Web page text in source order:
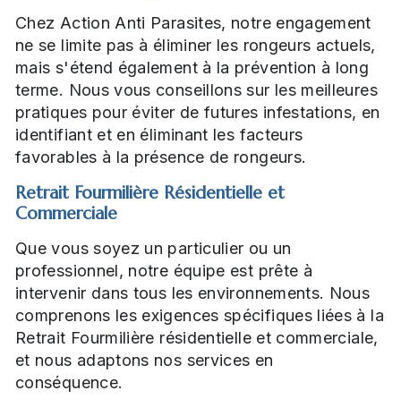
Chez Action Anti Parasites, notre engagement
ne se limite pas à éliminer les rongeurs actuels,
mais s'étend également à la prévention à long
terme. Nous vous conseillons sur les meilleures
pratiques pour éviter de futures infestations, en
identifiant et en éliminant les facteurs
favorables à la présence de rongeurs.
Retrait Fourmilière Résidentielle et
Commerciale
Que vous soyez un particulier ou un
professionnel, notre équipe est prête à
intervenir dans tous les environnements. Nous
comprenons les exigences spécifiques liées à la
Retrait Fourmilière résidentielle et commerciale,
et nous adaptons nos services en
conséquence.